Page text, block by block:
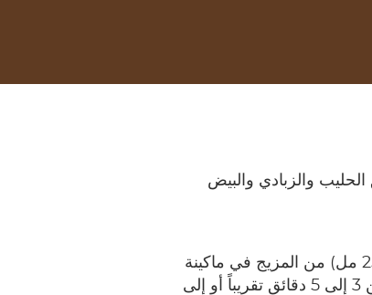
والزبادي والبيض
نسخن ماكينة صنع الوافل حسب تعليمات الشركة المصنعة. نسكب حوالى كوب واحد (250 مل) من المزيج في ماكينة
صنع الوافل ونطهو فطائر الوافل حسب إرشادات الشركة المصنعة. يستغرق ذلك عادةً من 3 إلى 5 دقائق تقريباً أو إِلى